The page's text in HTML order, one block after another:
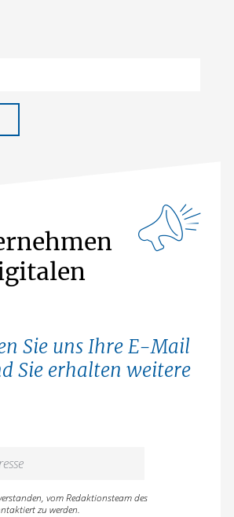
Sie uns Ihre E-Mail
Sie erhalten weitere
vom Redaktionsteam des
zu werden.